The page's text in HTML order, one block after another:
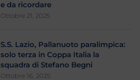
e da ricordare
Ottobre 21, 2025
S.S. Lazio, Pallanuoto paralimpica:
solo terza in Coppa Italia la
squadra di Stefano Begni
Ottobre 16, 2025